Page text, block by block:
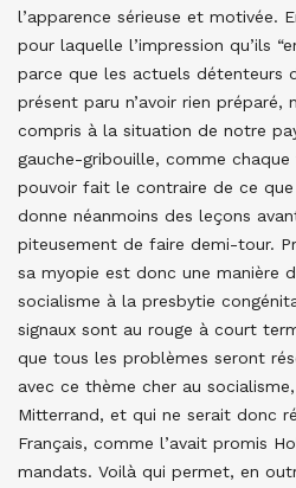
l’apparence sérieuse et motivée.
pour laquelle l’impression qu’ils
parce que les actuels détenteurs
présent paru n’avoir rien préparé,
compris à la situation de notre
gauche-gribouille, comme chaque
pouvoir fait le contraire de ce
donne néanmoins des leçons
piteusement de faire demi-tour.
sa myopie est donc une manière
socialisme à la presbytie
signaux sont au rouge à court
que tous les problèmes seront
avec ce thème cher au
Mitterrand, et qui ne serait donc
Français, comme l’avait promis
mandats. Voilà qui permet, en